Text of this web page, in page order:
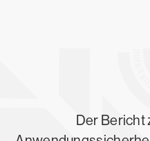
Der Bericht